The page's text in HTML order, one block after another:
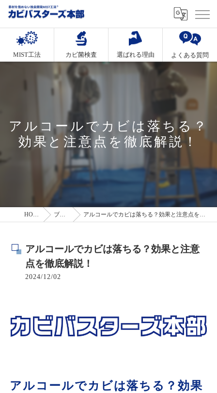
MIST工法 カビ菌検査 選ばれる理由 よくある質問
アルコールでカビは落ちる？
効果と注意点を徹底解説！
HOME ブログ アルコールでカビは落ちる？効果と注意点を徹底解説！
アルコールでカビは落ちる？効果と注意
点を徹底解説！
2024/12/02
アルコールでカビは落ちる？効果